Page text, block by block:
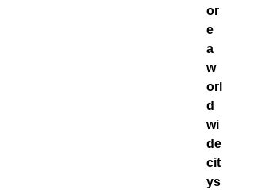
or
e
a
w
orl
d
wi
de
cit
ys